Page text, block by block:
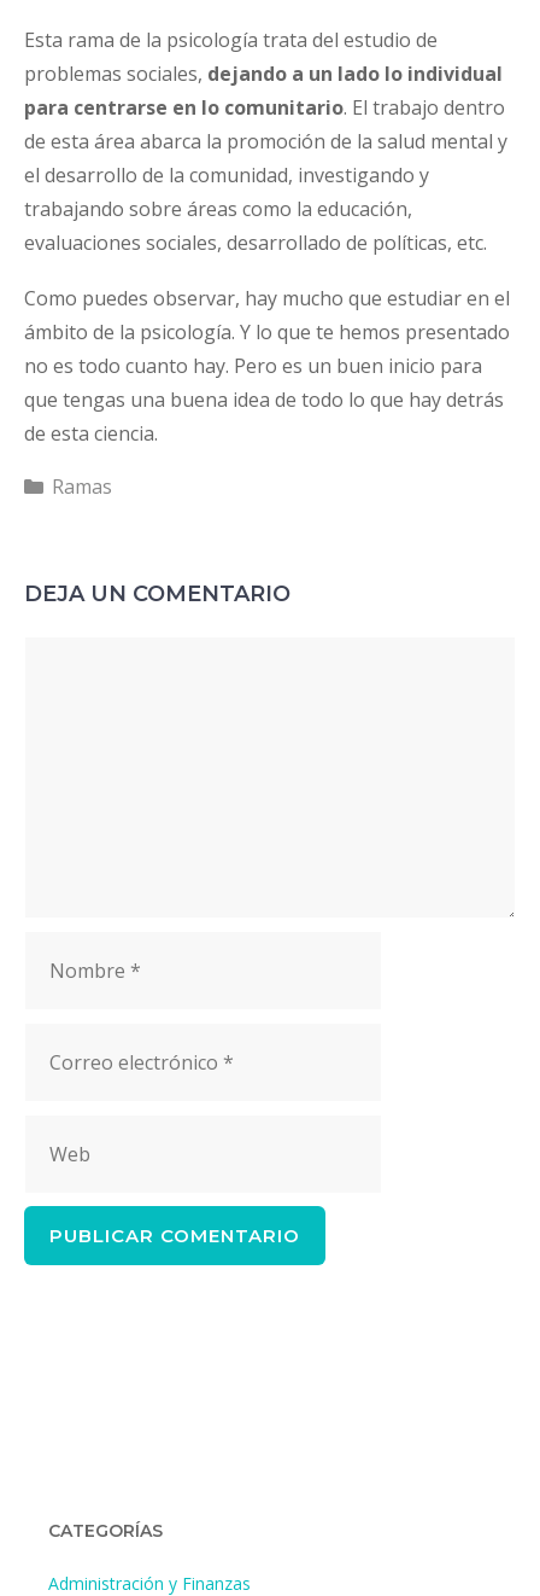
Esta rama de la psicología trata del estudio de
problemas sociales, dejando a un lado lo individual
para centrarse en lo comunitario. El trabajo dentro
de esta área abarca la promoción de la salud mental y
el desarrollo de la comunidad, investigando y
trabajando sobre áreas como la educación,
evaluaciones sociales, desarrollado de políticas, etc.
Como puedes observar, hay mucho que estudiar en el
ámbito de la psicología. Y lo que te hemos presentado
no es todo cuanto hay. Pero es un buen inicio para
que tengas una buena idea de todo lo que hay detrás
de esta ciencia.
Categorías
Ramas
DEJA UN COMENTARIO
electrónico
CATEGORÍAS
Administración y Finanzas